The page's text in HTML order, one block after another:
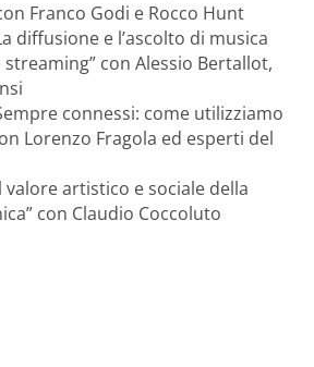
Franco Godi e Rocco Hunt
diffusione e l’ascolto di musica
streaming” con Alessio Bertallot,
connessi: come utilizziamo
Lorenzo Fragola ed esperti del
valore artistico e sociale della
con Claudio Coccoluto